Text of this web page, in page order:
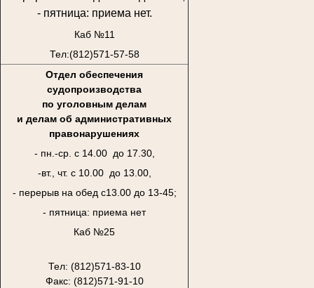
- пятница: приема нет.
Каб №11
Тел:(812)571-57-58
Отдел обеспечения
судопроизводства
по уголовным делам
и делам об административных
правонарушениях
- пн.-ср. с 14.00 до 17.30,
-вт., чт. с 10.00 до 13.00,
- перерыв на обед с13.00 до 13-45;
- пятница: приема нет
Каб №25
Тел: (812)571-83-10
Факс: (812)571-91-10